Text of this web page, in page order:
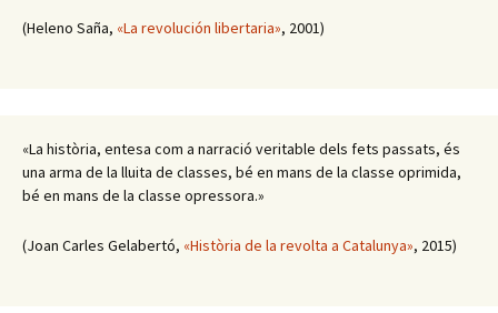
(Heleno Saña, «La revolución libertaria», 2001)
«La història, entesa com a narració veritable dels fets passats, és
una arma de la lluita de classes, bé en mans de la classe oprimida,
bé en mans de la classe opressora.»
(Joan Carles Gelabertó, «Història de la revolta a Catalunya», 2015)